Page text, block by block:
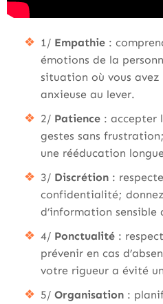
1/ Empathie :
émotions de la
situation où vous avez
anxieuse au lever.
2/ Patience : accepter
gestes sans
une rééducation
3/ Discrétion :
confidentialité;
d’information sensible
4/ Ponctualité :
prévenir en cas
votre rigueur a évité
5/ Organisation :